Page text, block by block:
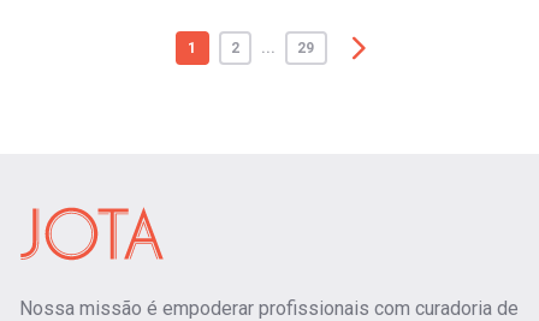
1 2 ... 29
Nossa missão é empoderar profissionais com curadoria de